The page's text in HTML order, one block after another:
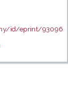
id/eprint/93096